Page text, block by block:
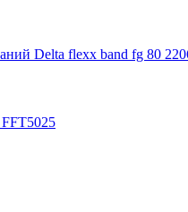
Delta flexx band fg 80